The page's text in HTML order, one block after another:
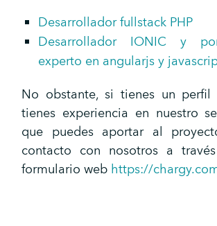
Desarrollador fullstack PHP
Desarrollador IONIC y
experto en angularjs y
No obstante, si tienes un perfil
tienes experiencia en nuestro
que puedes aportar al
contacto con nosotros a
formulario web https://